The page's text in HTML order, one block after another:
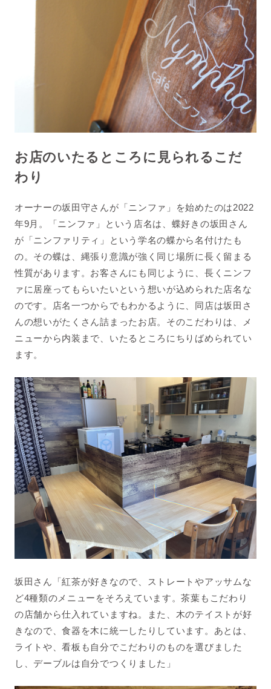
お店のいたるところに見られるこだ
わり
オーナーの坂田守さんが「ニンファ」を始めたのは2022
年9月。「ニンファ」という店名は、蝶好きの坂田さん
が「ニンファリティ」という学名の蝶から名付けたも
の。その蝶は、縄張り意識が強く同じ場所に長く留まる
性質があります。お客さんにも同じように、長くニンフ
ァに居座ってもらいたいという想いが込められた店名な
のです。店名一つからでもわかるように、同店は坂田さ
んの想いがたくさん詰まったお店。そのこだわりは、メ
ニューから内装まで、いたるところにちりばめられてい
ます。
坂田さん「紅茶が好きなので、ストレートやアッサムな
ど4種類のメニューをそろえています。茶葉もこだわり
の店舗から仕入れていますね。また、木のテイストが好
きなので、食器を木に統一したりしています。あとは、
ライトや、看板も自分でこだわりのものを選びました
し、デーブルは自分でつくりました」